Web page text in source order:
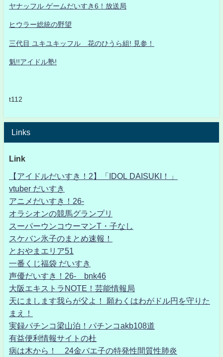
ヤナッフル ゲームだいすき6！放送局
ヒウラー総統の野望
三代目 ユキユキッフル 花のひうら組! 見参！
魁!!アイドル塾!
t112
Links
Link
【アイドルだいすき！2】「IDOL DAISUKI！」
vtuber だいすき
アニメだいすき！26-
オラシオンの競馬グランプリ
スーパーウンコウーマンT・子なし
スケバン氷子のまとめ速報！
とおやまエリア51
一番くじ福袋 だいすき
声優だいすき！26- bnk46
大阪エキストラNOTE！芸能情報局
天にまします我らが父よ！ 願わくはわがドル円を守りた
まえ！
実録パチンコ梁山泊！パチンコakb108道
有益便利情報サイトの杜
病は木から！ 24金バエ子の特発性間質性肺炎